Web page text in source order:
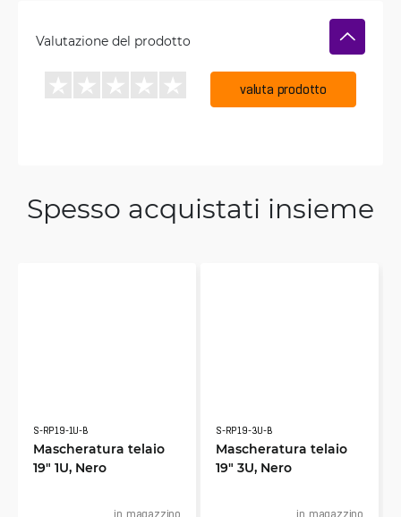
Valutazione del prodotto
valuta prodotto
Spesso acquistati insieme
S-RP19-1U-B
Mascheratura telaio
19" 1U, Nero
in magazzino
S-RP19-3U-B
Mascheratura telaio
19" 3U, Nero
in magazzino